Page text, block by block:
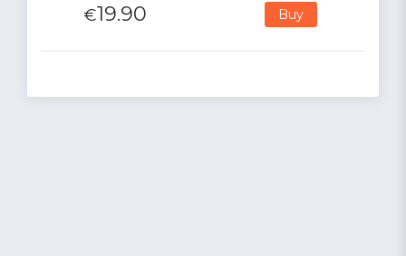
€19.90 Buy